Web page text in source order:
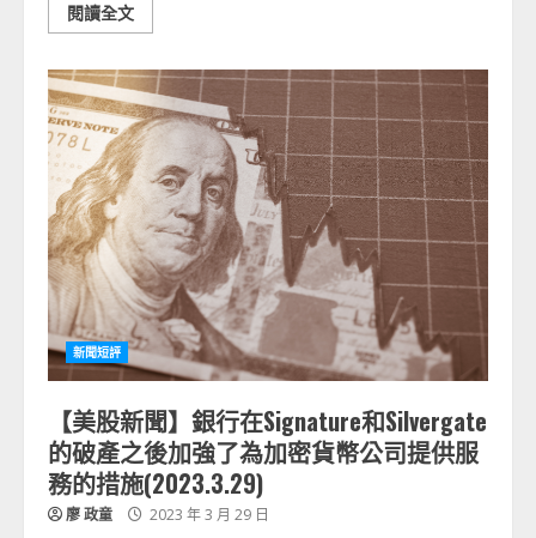
閱讀全文
新聞短評
【美股新聞】 銀行在Signature和Silvergate
的破產之後加強了為加密貨幣公司提供服
務的措施(2023.3.29)
廖 政童 2023 年 3 月 29 日